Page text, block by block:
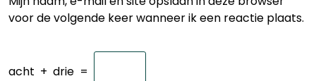
voor de volgende keer wanneer ik een reactie plaats.
acht + drie =